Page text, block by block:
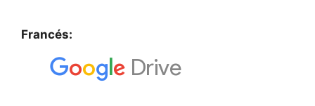
Francés: